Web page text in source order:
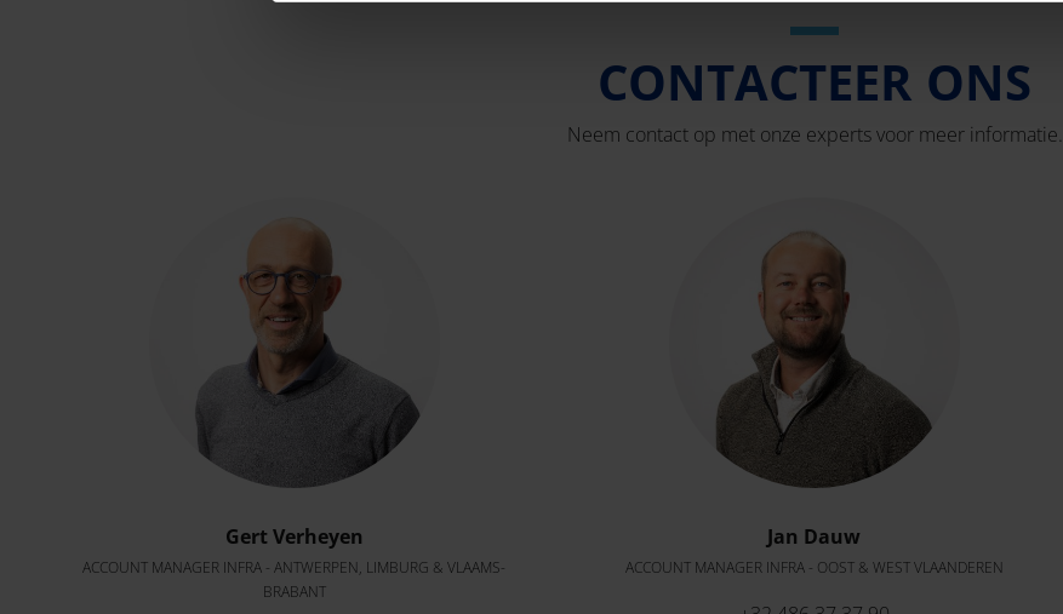
CONTACTEER ONS
Neem contact op met onze experts voor meer informatie.
Gert Verheyen
ACCOUNT MANAGER INFRA - ANTWERPEN, LIMBURG & VLAAMS-
BRABANT
Jan Dauw
ACCOUNT MANAGER INFRA - OOST & WEST VLAANDEREN